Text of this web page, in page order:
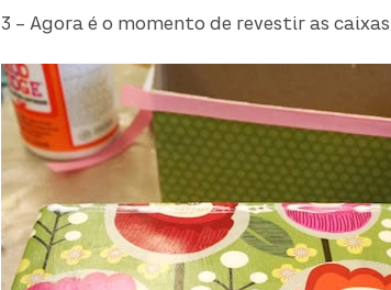
3 – Agora é o momento de revestir as